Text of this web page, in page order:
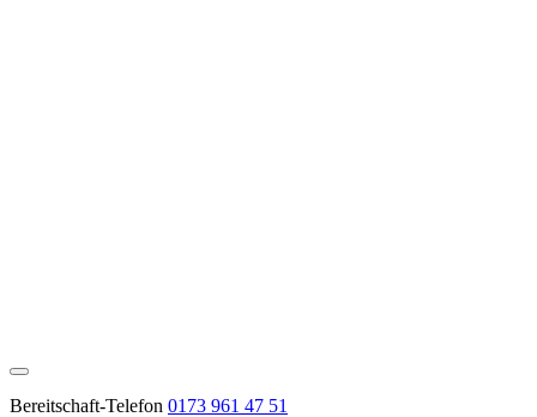
Bereitschaft-Telefon 0173 961 47 51